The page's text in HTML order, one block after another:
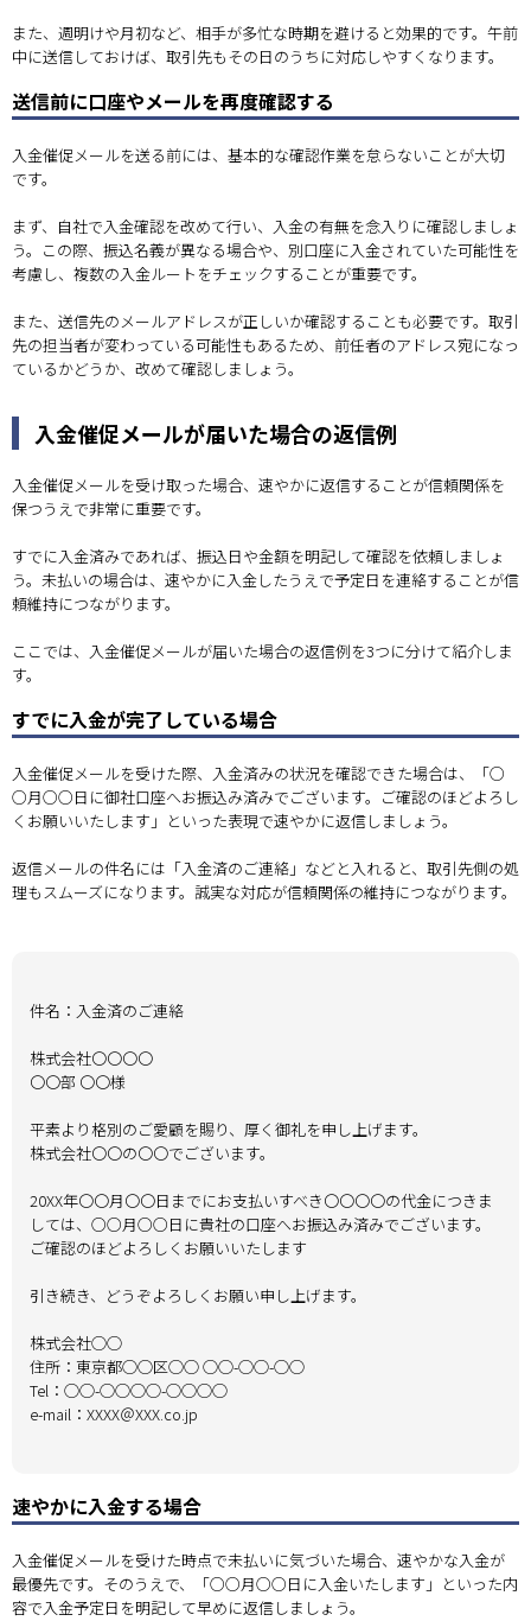
また、週明けや月初など、相手が多忙な時期を避けると効果的です。午前
中に送信しておけば、取引先もその日のうちに対応しやすくなります。
送信前に口座やメールを再度確認する
入金催促メールを送る前には、基本的な確認作業を怠らないことが大切
です。
まず、自社で入金確認を改めて行い、入金の有無を念入りに確認しましょ
う。この際、振込名義が異なる場合や、別口座に入金されていた可能性を
考慮し、複数の入金ルートをチェックすることが重要です。
また、送信先のメールアドレスが正しいか確認することも必要です。取引
先の担当者が変わっている可能性もあるため、前任者のアドレス宛になっ
ているかどうか、改めて確認しましょう。
入金催促メールが届いた場合の返信例
入金催促メールを受け取った場合、速やかに返信することが信頼関係を
保つうえで非常に重要です。
すでに入金済みであれば、振込日や金額を明記して確認を依頼しましょ
う。未払いの場合は、速やかに入金したうえで予定日を連絡することが信
頼維持につながります。
ここでは、入金催促メールが届いた場合の返信例を3つに分けて紹介しま
す。
すでに入金が完了している場合
入金催促メールを受けた際、入金済みの状況を確認できた場合は、「○
○月○○日に御社口座へお振込み済みでございます。ご確認のほどよろし
くお願いいたします」といった表現で速やかに返信しましょう。
返信メールの件名には「入金済のご連絡」などと入れると、取引先側の処
理もスムーズになります。誠実な対応が信頼関係の維持につながります。
件名：入金済のご連絡
株式会社〇〇〇〇
〇〇部 〇〇様
平素より格別のご愛顧を賜り、厚く御礼を申し上げます。
株式会社〇〇の〇〇でございます。
20XX年〇〇月〇〇日までにお支払いすべき〇〇〇〇の代金につきま
しては、○○月○○日に貴社の口座へお振込み済みでございます。
ご確認のほどよろしくお願いいたします
引き続き、どうぞよろしくお願い申し上げます。
株式会社◯◯
住所：東京都◯◯区◯◯ ◯◯-◯◯-◯◯
Tel：◯◯-◯◯◯◯-◯◯◯◯
e-mail：XXXX＠XXX.co.jp
速やかに入金する場合
入金催促メールを受けた時点で未払いに気づいた場合、速やかな入金が
最優先です。そのうえで、「○○月○○日に入金いたします」といった内
容で入金予定日を明記して早めに返信しましょう。